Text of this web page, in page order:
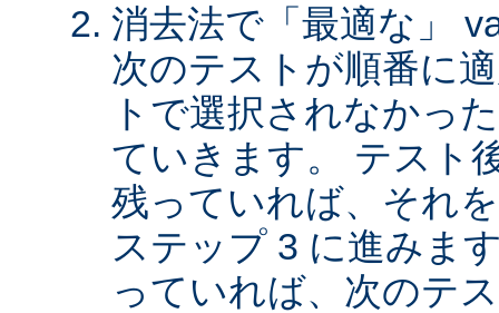
消去法で「最適な」
次のテストが順番に
トで選択されなかっ
ていきます。 テスト
残っていれば、それ
ステップ 3 に進みま
っていれば、次のテ